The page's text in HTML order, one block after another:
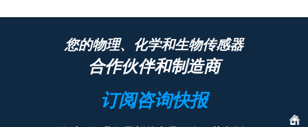
您的物理、化学和生物传感器
合作伙伴和制造商
订阅咨询快报